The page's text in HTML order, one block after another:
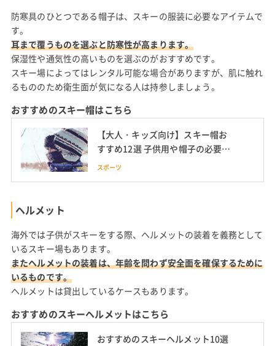
防寒具のひとつである帽子は、スキーの服装に必要なアイテムで
す。
耳まで覆うものを選ぶと防寒性が高まります。
保湿性や通気性の高いものを選ぶのがおすすめです。
スキー場によってはレンタル可能な場合がありますが、肌に触れ
るもののため衛生面が気になる人は持参しましょう。
おすすめのスキー帽はこちら
【大人・キッズ向け】スキー帽お
すすめ12選 子供用や帽子の必要性
についても
スポーツ
ヘルメット
海外では子供がスキーをする際、ヘルメットの装着を義務として
いるスキー場もあります。
またヘルメットの装着は、年齢を問わず安全面を確保するために
いるものです。
ヘルメットは貸出しているケースもあります。
おすすめのスキーヘルメットはこちら
おすすめのスキーヘルメット10選